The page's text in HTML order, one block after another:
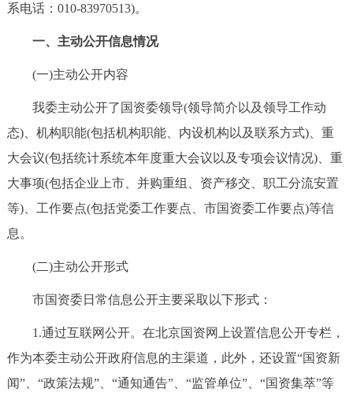
中介服务
政民互动
参与调查 在线访谈 图说互动
走进北京
北京概况 十六区概览 人文北京
绿色北京
多语种
ENGLISH 한국어 日本語
DEUTSCH FRANÇAIS РУССКИЙ ЯЗЫК
系电话：010-83970513)。
一、主动公开信息情况
(一)主动公开内容
我委主动公开了国资委领导(领导简介以及领导工作动
态)、机构职能(包括机构职能、内设机构以及联系方式)、重
大会议(包括统计系统本年度重大会议以及专项会议情况)、重
大事项(包括企业上市、并购重组、资产移交、职工分流安置
等)、工作要点(包括党委工作要点、市国资委工作要点)等信
息。
(二)主动公开形式
市国资委日常信息公开主要采取以下形式：
1.通过互联网公开。在北京国资网上设置信息公开专栏，
作为本委主动公开政府信息的主渠道，此外，还设置“国资新
闻”、“政策法规”、“通知通告”、“监管单位”、“国资集萃”等